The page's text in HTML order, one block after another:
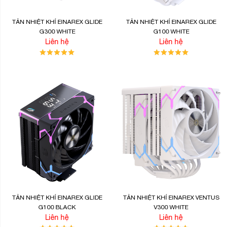
TẢN NHIỆT KHÍ EINAREX GLIDE
G300 WHITE
Liên hệ
TẢN NHIỆT KHÍ EINAREX GLIDE
G100 WHITE
Liên hệ
TẢN NHIỆT KHÍ EINAREX GLIDE
G100 BLACK
Liên hệ
TẢN NHIỆT KHÍ EINAREX VENTUS
V300 WHITE
Liên hệ